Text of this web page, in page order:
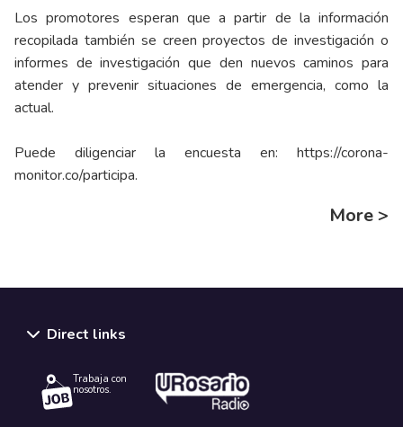
Los promotores esperan que a partir de la información
recopilada también se creen proyectos de investigación o
informes de investigación que den nuevos caminos para
atender y prevenir situaciones de emergencia, como la
actual.
Puede diligenciar la encuesta en: https://corona-
monitor.co/participa.
More >
Direct links
Trabaja con
nosotros.